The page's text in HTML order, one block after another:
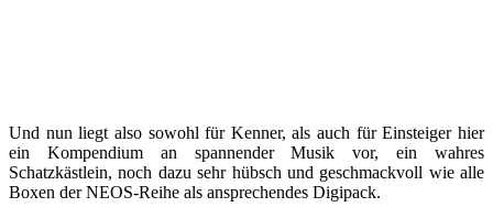
Und nun liegt also sowohl für Kenner, als auch für Einsteiger hier
ein Kompendium an spannender Musik vor, ein wahres
Schatzkästlein, noch dazu sehr hübsch und geschmackvoll wie alle
Boxen der NEOS-Reihe als ansprechendes Digipack.